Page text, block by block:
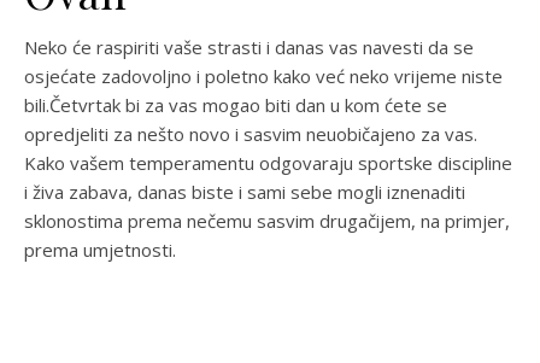
Neko će raspiriti vaše strasti i danas vas navesti da se
osjećate zadovoljno i poletno kako već neko vrijeme niste
bili.Četvrtak bi za vas mogao biti dan u kom ćete se
opredjeliti za nešto novo i sasvim neuobičajeno za vas.
Kako vašem temperamentu odgovaraju sportske discipline
i živa zabava, danas biste i sami sebe mogli iznenaditi
sklonostima prema nečemu sasvim drugačijem, na primjer,
prema umjetnosti.